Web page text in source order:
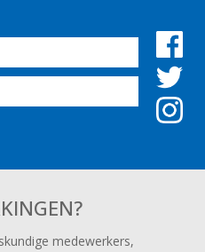
medewerkers,